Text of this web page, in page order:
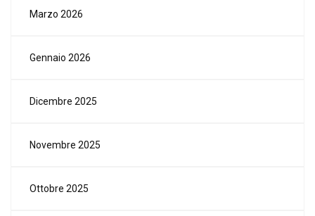
Marzo 2026
Gennaio 2026
Dicembre 2025
Novembre 2025
Ottobre 2025